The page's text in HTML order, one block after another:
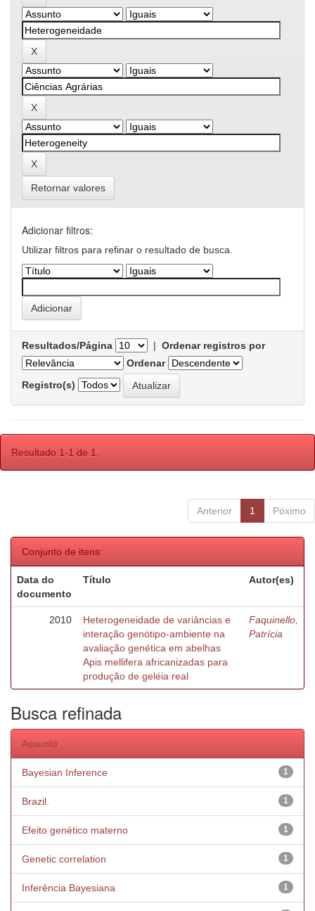
Retornar valores
Adicionar filtros:
Utilizar filtros para refinar o resultado de busca.
Resultados/Página | Ordenar registros por
Ordenar
Registro(s)
Resultado 1-1 de 1.
Anterior 1 Póximo
Conjunto de itens:
Data do
documento
Título Autor(es)
2010
Heterogeneidade de variâncias e
interação genótipo-ambiente na
avaliação genética em abelhas
Apis mellifera africanizadas para
produção de geléia real
Faquinello,
Patrícia
Busca refinada
Assunto
1
Bayesian Inference
1
Brazil.
1
Efeito genético materno
1
Genetic correlation
1
Inferência Bayesiana